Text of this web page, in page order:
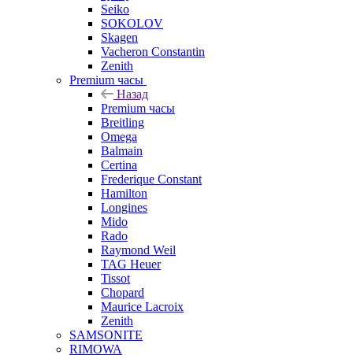
Seiko
SOKOLOV
Skagen
Vacheron Constantin
Zenith
Premium часы
Назад
Premium часы
Breitling
Omega
Balmain
Certina
Frederique Constant
Hamilton
Longines
Mido
Rado
Raymond Weil
TAG Heuer
Tissot
Chopard
Maurice Lacroix
Zenith
SAMSONITE
RIMOWA